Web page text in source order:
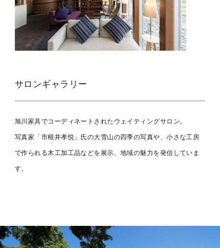
サロンギャラリー
旭川家具でコーディネートされたウェイティングサロン。
写真家「市根井孝悦」氏の大雪山の四季の写真や、小さな工房
で作られる木工加工品などを展示。地域の魅力を発信していま
す。